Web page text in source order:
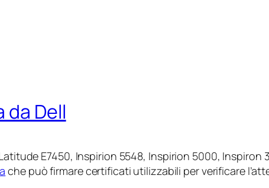
da Dell
E7450, Inspirion 5548, Inspirion 5000,
che può firmare certificati utilizzabili per verificare